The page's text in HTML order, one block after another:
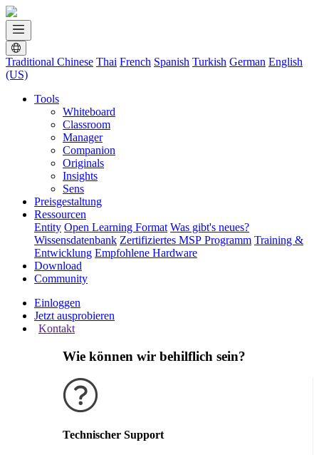
Traditional Chinese Thai French Spanish Turkish German English
(US)
Tools
Whiteboard
Classroom
Manager
Companion
Originals
Insights
Sens
Preisgestaltung
Ressourcen
Entity Open Learning Format Was gibt's neues?
Wissensdatenbank Zertifiziertes MSP Programm Training &
Entwicklung Empfohlene Hardware
Download
Community
Einloggen
Jetzt ausprobieren
Kontakt
Wie können wir behilflich sein?
Technischer Support